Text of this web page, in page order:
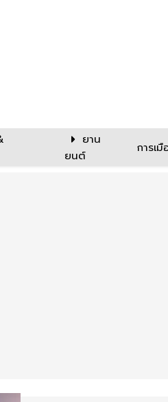
ยาน
ยนต์
การเมื